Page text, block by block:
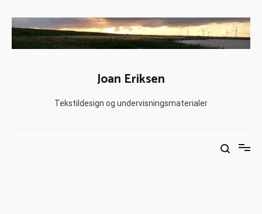
Joan Eriksen
Tekstildesign og undervisningsmaterialer